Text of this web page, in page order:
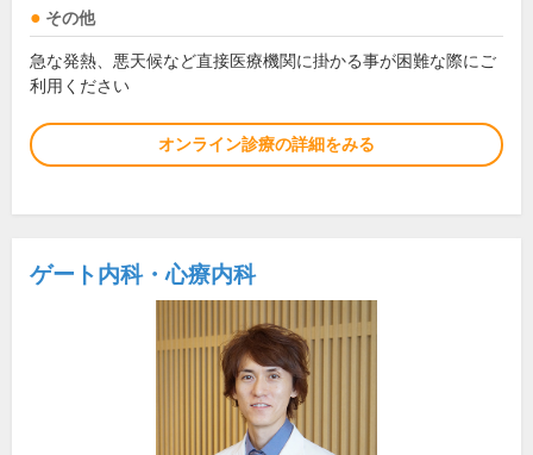
その他
急な発熱、悪天候など直接医療機関に掛かる事が困難な際にご
利用ください
オンライン診療の詳細をみる
ゲート内科・心療内科